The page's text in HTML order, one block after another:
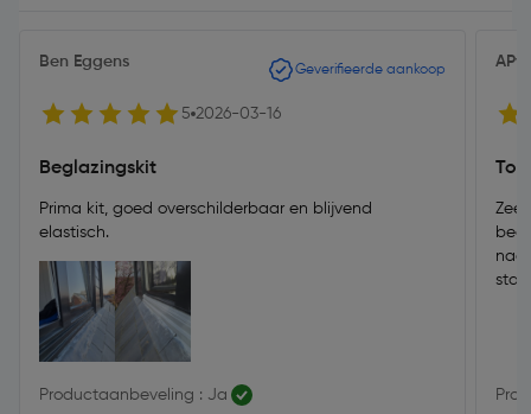
Ben Eggens Geverifieerde aankoop
5 2026-03-16
Beglazingskit
Prima kit, goed overschilderbaar en blijvend
elastisch.
Productaanbeveling : Ja